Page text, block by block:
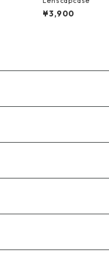
¥3,900